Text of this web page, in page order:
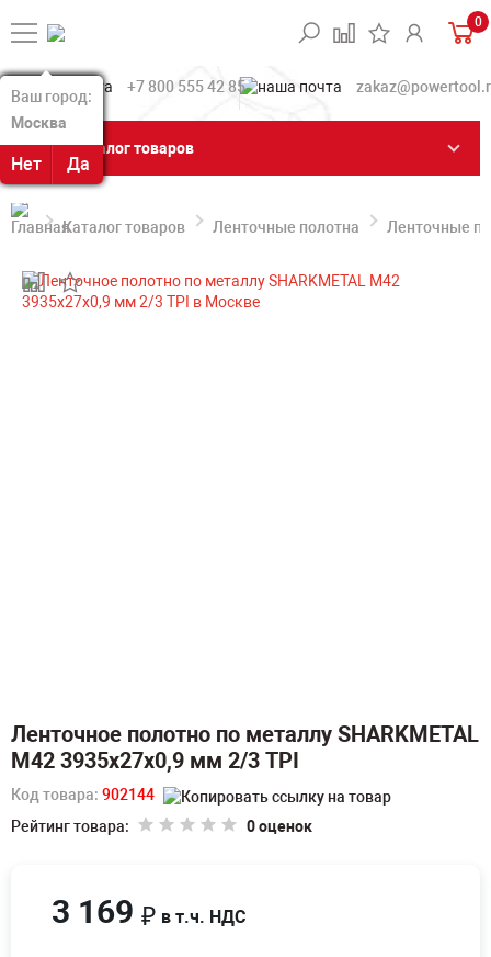
Ваш город:
Москва
Нет Да
Ваш город:
Москва
Нет Да
0
+7 800 555 42 85
Каталог товаров
Каталог товаров Ленточные полотна Ленточные
Ленточное полотно по металлу SHARKMETAL
M42 3935х27х0,9 мм 2/3 TPI
Код товара: 902144
Рейтинг товара:
0 оценок
3 169 ₽ в т.ч. НДС